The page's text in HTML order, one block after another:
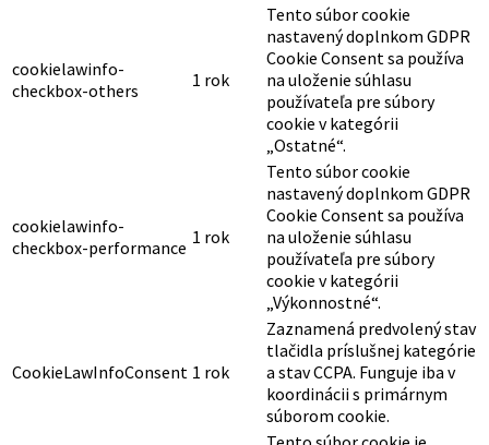
cookielawinfo-
checkbox-others
1 rok
Tento súbor cookie
nastavený doplnkom GDPR
Cookie Consent sa používa
na uloženie súhlasu
používateľa pre súbory
cookie v kategórii
„Ostatné“.
cookielawinfo-
checkbox-performance 1 rok
Tento súbor cookie
nastavený doplnkom GDPR
Cookie Consent sa používa
na uloženie súhlasu
používateľa pre súbory
cookie v kategórii
„Výkonnostné“.
CookieLawInfoConsent 1 rok
Zaznamená predvolený stav
tlačidla príslušnej kategórie
a stav CCPA. Funguje iba v
koordinácii s primárnym
súborom cookie.